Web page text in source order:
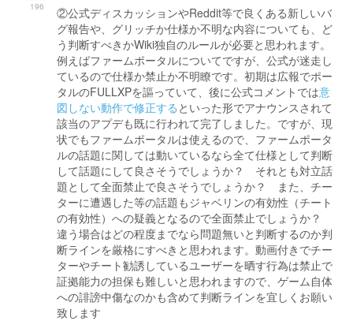
196
②公式ディスカッションやReddit等で良くある新しいバ
グ報告や、グリッチか仕様か不明な内容についても、ど
う判断すべきかWiki独自のルールが必要と思われます。
例えばファームポータルについてですが、公式が迷走し
ているので仕様か禁止か不明瞭です。初期は広報でポー
タルのFULLXPを謳っていて、後に公式コメントでは意
図しない動作で修正する といった形でアナウンスされて
該当のアプデも既に行われて完了しました。ですが、現
状でもファームポータルは使えるので、ファームポータ
ルの話題に関しては動いているなら全て仕様として判断
して話題にして良さそうでしょうか？ それとも対立話
題として全面禁止で良さそうでしょうか？ また、チー
ターに遭遇した等の話題もジャベリンの有効性（チート
の有効性）への疑義となるので全面禁止でしょうか？
違う場合はどの程度までなら問題無いと判断するのか判
断ラインを厳格にすべきと思われます。動画付きでチー
ターやチート勧誘しているユーザーを晒す行為は禁止で
証拠能力の担保も難しいと思われますので、ゲーム自体
への誹謗中傷なのかも含めて判断ラインを宜しくお願い
致します